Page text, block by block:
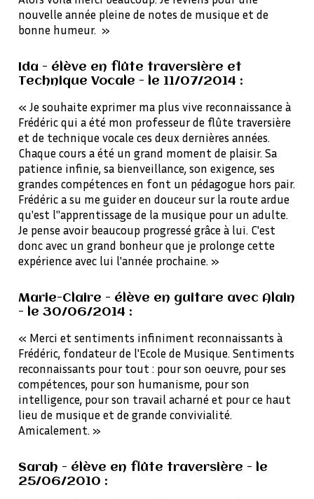
nouvelle année pleine de notes de musique et de
bonne humeur. »
Ida - élève en flûte traversière et
Technique Vocale - le 11/07/2014 :
« Je souhaite exprimer ma plus vive reconnaissance à
Frédéric qui a été mon professeur de flûte traversière
et de technique vocale ces deux dernières années.
Chaque cours a été un grand moment de plaisir. Sa
patience infinie, sa bienveillance, son exigence, ses
grandes compétences en font un pédagogue hors pair.
Frédéric a su me guider en douceur sur la route ardue
qu'est l"apprentissage de la musique pour un adulte.
Je pense avoir beaucoup progressé grâce à lui. C'est
donc avec un grand bonheur que je prolonge cette
expérience avec lui l'année prochaine. »
Marie-Claire - élève en guitare avec Alain
- le 30/06/2014 :
« Merci et sentiments infiniment reconnaissants à
Frédéric, fondateur de l'Ecole de Musique. Sentiments
reconnaissants pour tout : pour son oeuvre, pour ses
compétences, pour son humanisme, pour son
intelligence, pour son travail acharné et pour ce haut
lieu de musique et de grande convivialité.
Amicalement. »
Sarah - élève en flûte traversière - le
25/06/2010 :